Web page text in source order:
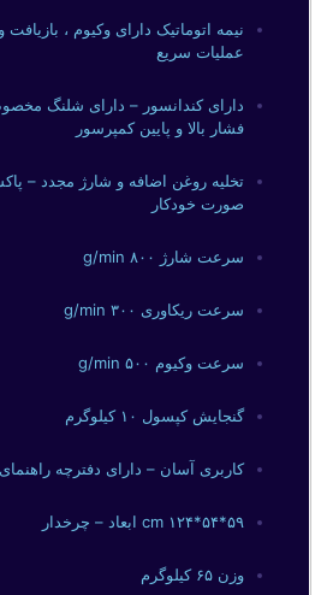
نیمه اتوماتیک دارای وکیوم ،
عملیات سریع
دارای کندانسور – دارای شلنگ
فشار بالا و پایین کمپرسور
تخلیه روغن اضافه و شارژ مجدد –
صورت خودکار
سرعت شارژ ۸۰۰ g/min
سرعت ریکاوری ۳۰۰ g/min
سرعت وکیوم ۵۰۰ g/min
گنجایش کپسول ۱۰ کیلوگرم
کاربری آسان – دارای دفترچه
۵۹*۵۴*۱۲۴ cm ابعاد – چرخدار
وزن ۶۵ کیلوگرم